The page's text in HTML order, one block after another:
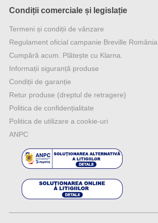
Condiții comerciale și legislație
Termeni și condiții de vânzare
Regulament oficial campanie Breville România
Cumpără acum. Plătește cu Klarna.
Informații siguranță produse
Condiții de garanție
Retur produse (dreptul de retragere)
Politica de confidențialitate
Politica de utilizare a cookie-uri
ANPC